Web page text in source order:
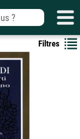
Filtres